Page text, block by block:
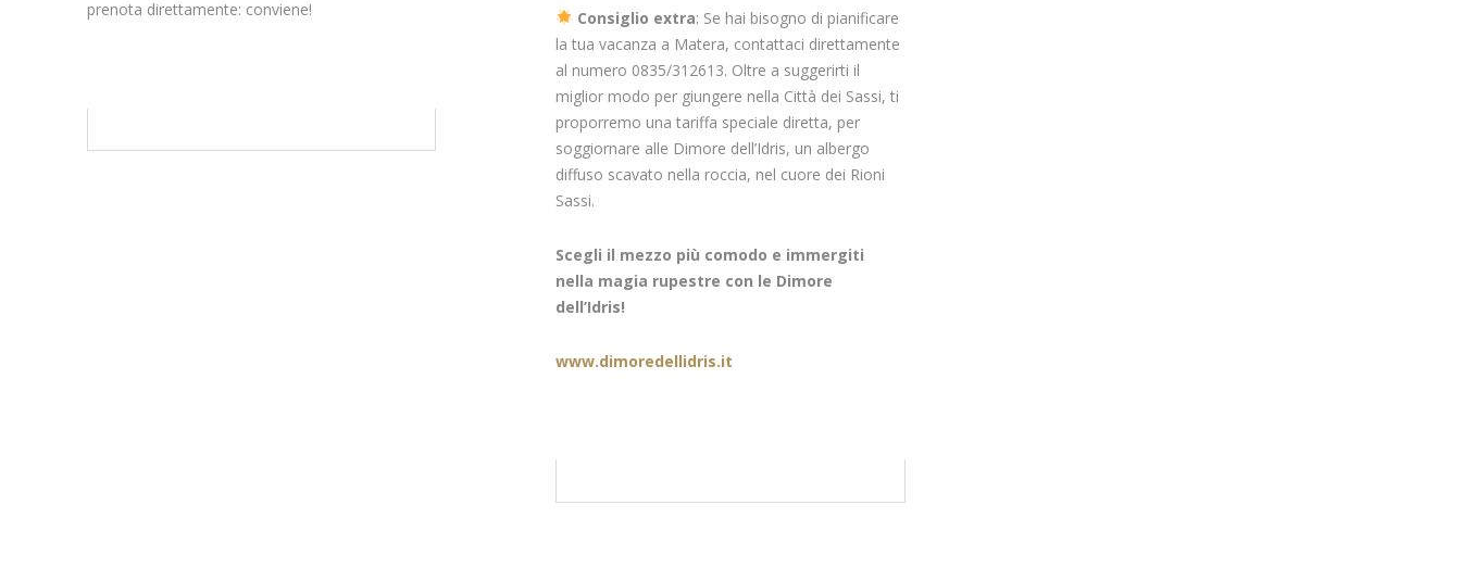
prenota direttamente: conviene!
Consiglio extra: Se hai bisogno di pianificare
la tua vacanza a Matera, contattaci direttamente
al numero 0835/312613. Oltre a suggerirti il
miglior modo per giungere nella Città dei Sassi, ti
proporremo una tariffa speciale diretta, per
soggiornare alle Dimore dell’Idris, un albergo
diffuso scavato nella roccia, nel cuore dei Rioni
Sassi.
Scegli il mezzo più comodo e immergiti
nella magia rupestre con le Dimore
dell’Idris!
www.dimoredellidris.it